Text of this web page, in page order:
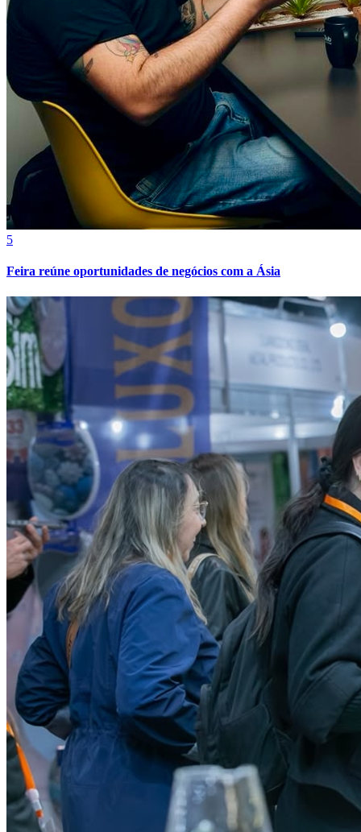
Bahia
Fortaleza
5
Feira reúne oportunidades de negócios com a Ásia